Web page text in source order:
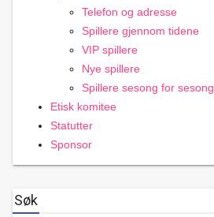
Telefon og adresse
Spillere gjennom tidene
VIP spillere
Nye spillere
Spillere sesong for sesong
Etisk komitee
Statutter
Sponsor
Søk